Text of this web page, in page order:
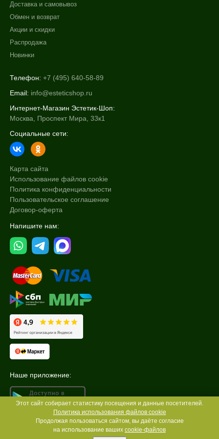
Доставка и самовывоз
Обмен и возврат
Акции и скидки
Распродажа
Новинки
Телефон: +7 (495) 640-58-89
Email: info@esteticshop.ru
Интернет-Магазин Эстетик-Шоп:
Москва, Проспект Мира, 33к1
Социальные сети:
Карта сайта
Использование файлов cookie
Политика конфиденциальности
Пользовательское соглашение
Договор-оферта
Напишите нам:
Наше приложение:
Этот сайт собирает статистику посещения и данные посетителей.
Политика использования файлов cookie
Продолжая пользоваться сайтом, вы даёте согласие
на использование ваших cookie-файлов